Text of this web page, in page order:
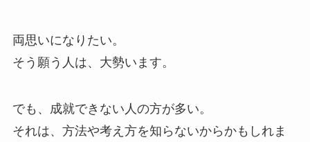
両思いになりたい。
そう願う人は、大勢います。
でも、成就できない人の方が多い。
それは、方法や考え方を知らないからかもしれま